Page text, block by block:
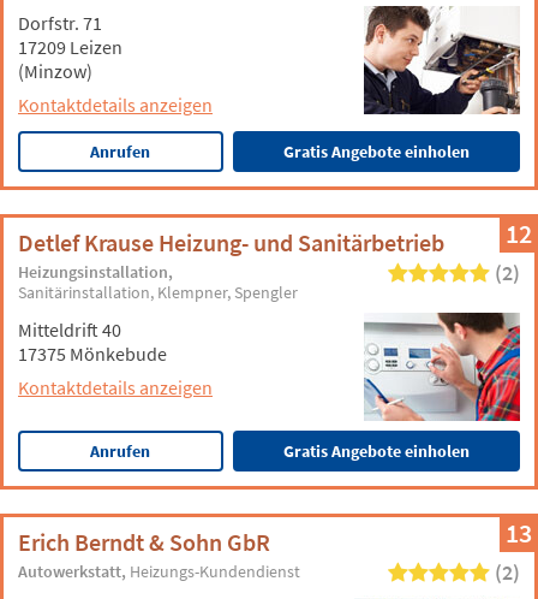
Dorfstr. 71
17209 Leizen
(Minzow)
Kontaktdetails anzeigen
Anrufen Gratis Angebote einholen
12
Detlef Krause Heizung- und Sanitärbetrieb
Heizungsinstallation
Sanitärinstallation Klempner Spengler
(2)
Mitteldrift 40
17375 Mönkebude
Kontaktdetails anzeigen
Anrufen Gratis Angebote einholen
13
Erich Berndt & Sohn GbR
Autowerkstatt Heizungs-Kundendienst (2)